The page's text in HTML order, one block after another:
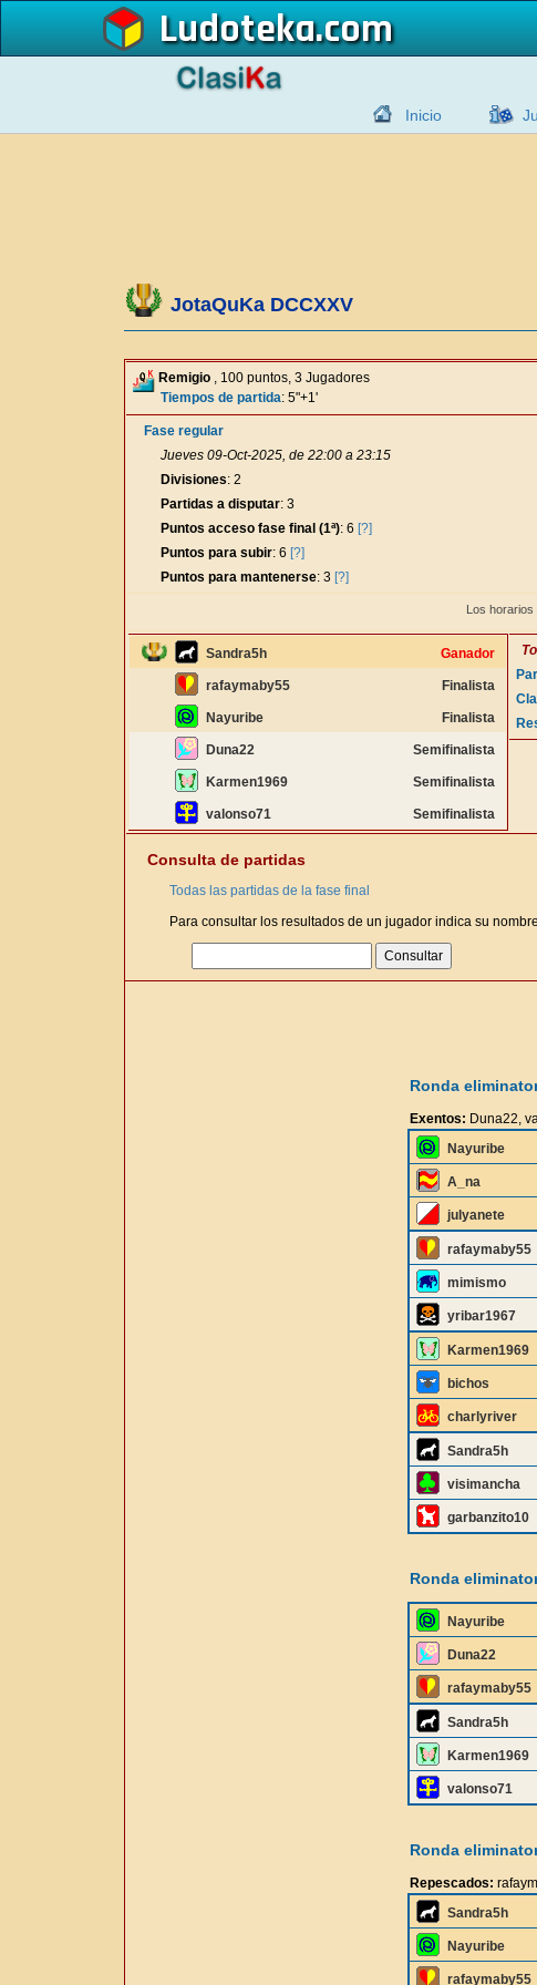
Ludoteka
Inicio
JotaQuKa DCCXXV
Remigio , 100 puntos, 3 Jugadores
Tiempos de partida: 5"+1'
Fase regular
Jueves 09-Oct-2025, de 22:00 a 23:15
Divisiones: 2
Partidas a disputar: 3
Puntos acceso fase final (1ª): 6 [?]
Puntos para subir: 6 [?]
Puntos para mantenerse: 3 [?]
Los horarios
Sandra5h Ganador
rafaymaby55 Finalista
Nayuribe Finalista
Duna22 Semifinalista
Karmen1969 Semifinalista
valonso71 Semifinalista
Consulta de partidas
Todas las partidas de la fase final
Para consultar los resultados de un jugador indica su
Ronda
Exentos: Duna22,
Nayuribe
A_na
julyanete
rafaymaby55
mimismo
yribar1967
Karmen1969
bichos
charlyriver
Sandra5h
visimancha
garbanzito10
Ronda
Nayuribe
Duna22
rafaymaby55
Sandra5h
Karmen1969
valonso71
Ronda
Repescados:
Sandra5h
Nayuribe
rafaymaby55